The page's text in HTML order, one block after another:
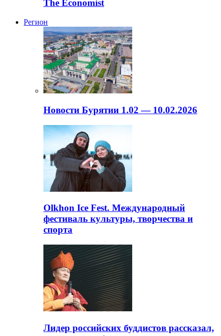
The Economist
Регион
Новости Бурятии 1.02 — 10.02.2026
Olkhon Ice Fest. Международный
фестиваль культуры, творчества и
спорта
Лидер российских буддистов рассказал,